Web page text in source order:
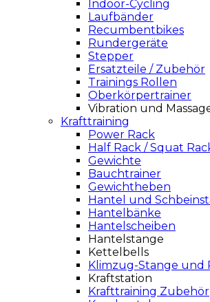
Indoor-Cycling
Laufbänder
Recumbentbikes
Rundergeräte
Stepper
Ersatzteile / Zubehör
Trainings Rollen
Oberkörpertrainer
Vibration und
Krafttraining
Power Rack
Half Rack / Squat
Gewichte
Bauchtrainer
Gewichtheben
Hantel und
Hantelbänke
Hantelscheiben
Hantelstange
Kettelbells
Klimzug-Stange und
Kraftstation
Krafttraining Zubehör